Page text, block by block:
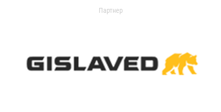
Партнер